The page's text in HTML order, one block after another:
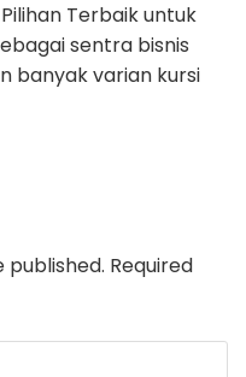
Terbaik untuk
sentra bisnis
banyak varian kursi
published. Required